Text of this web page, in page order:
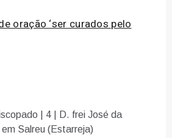
oração ‘ser curados pelo